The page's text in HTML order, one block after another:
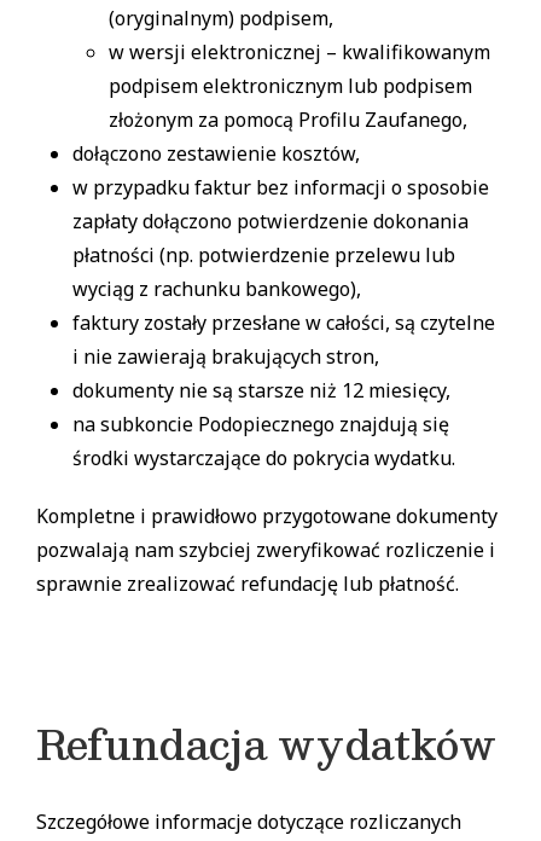
(oryginalnym) podpisem,
w wersji elektronicznej – kwalifikowanym
podpisem elektronicznym lub podpisem
złożonym za pomocą Profilu Zaufanego,
dołączono zestawienie kosztów,
w przypadku faktur bez informacji o sposobie
zapłaty dołączono potwierdzenie dokonania
płatności (np. potwierdzenie przelewu lub
wyciąg z rachunku bankowego),
faktury zostały przesłane w całości, są czytelne
i nie zawierają brakujących stron,
dokumenty nie są starsze niż 12 miesięcy,
na subkoncie Podopiecznego znajdują się
środki wystarczające do pokrycia wydatku.
Kompletne i prawidłowo przygotowane dokumenty
pozwalają nam szybciej zweryfikować rozliczenie i
sprawnie zrealizować refundację lub płatność.
Refundacja wydatków
Szczegółowe informacje dotyczące rozliczanych